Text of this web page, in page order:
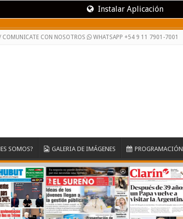
Instalar Aplicación
CON NOSOTROS WHATSAPP +54 9 11 7901-7001
SOMOS? GALERIA DE IMÁGENES PROGRAMACIÓN